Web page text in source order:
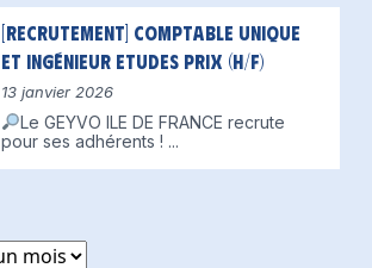
[Recrutement] Comptable unique
et Ingénieur Etudes Prix (H/F)
13 janvier 2026
Le GEYVO ILE DE FRANCE recrute
pour ses adhérents ! ...